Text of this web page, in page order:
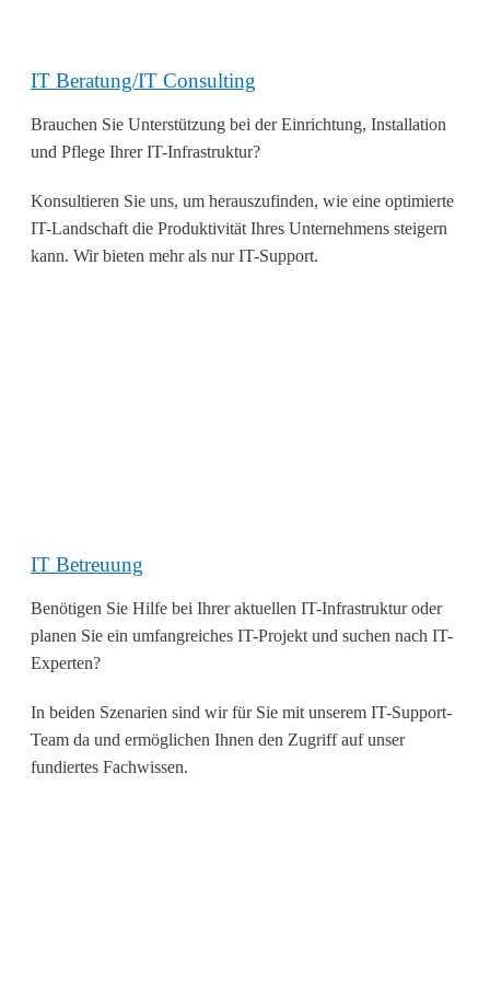
IT Beratung/IT Consulting
Brauchen Sie Unterstützung bei der Einrichtung, Installation
und Pflege Ihrer IT-Infrastruktur?
Konsultieren Sie uns, um herauszufinden, wie eine optimierte
IT-Landschaft die Produktivität Ihres Unternehmens steigern
kann. Wir bieten mehr als nur IT-Support.
IT Betreuung
Benötigen Sie Hilfe bei Ihrer aktuellen IT-Infrastruktur oder
planen Sie ein umfangreiches IT-Projekt und suchen nach IT-
Experten?
In beiden Szenarien sind wir für Sie mit unserem IT-Support-
Team da und ermöglichen Ihnen den Zugriff auf unser
fundiertes Fachwissen.